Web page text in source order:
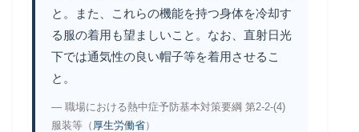
と。また、これらの機能を持つ身体を冷却す
る服の着用も望ましいこと。なお、直射日光
下では通気性の良い帽子等を着用させるこ
と。
― 職場における熱中症予防基本対策要綱 第2-2-(4)
服装等（ 厚生労働省）